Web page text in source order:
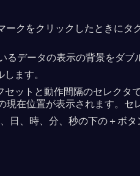
クをクリックしたときに
データの表示の背景をダブ
ます。
ットと動作間隔のセレクタ
在位置が表示されます。セ
、時、分、秒の下の＋ボ